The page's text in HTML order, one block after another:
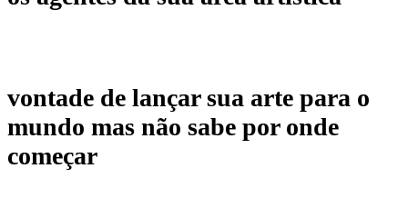
vontade de lançar sua arte para o
mundo mas não sabe por onde
começar